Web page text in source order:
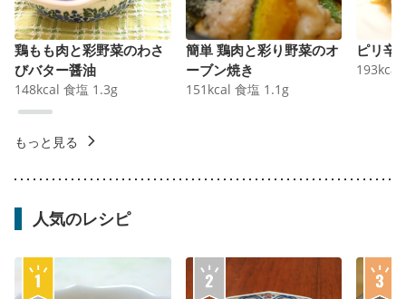
鶏もも肉と彩野菜のわさ
びバター醤油
148kcal 食塩 1.3g
簡単 鶏肉と彩り野菜のオ
ーブン焼き
151 kcal 食塩 1.1 g
ピリ辛
193kcal
もっと見る
人気のレシピ